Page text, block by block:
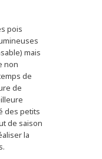
pois
mais
non
de
de
des petits
de saison
la